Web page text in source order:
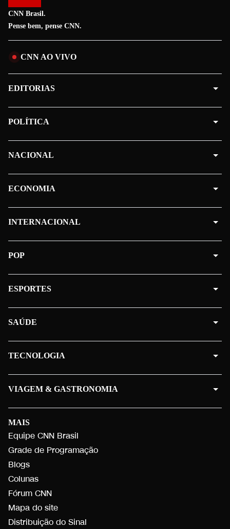
CNN Brasil.
Pense bem, pense CNN.
CNN AO VIVO
MAIS
Equipe CNN Brasil
Grade de Programação
Blogs
Colunas
Fórum CNN
Mapa do site
Distribuição do Sinal
EDITORIAS
POLÍTICA
NACIONAL
ECONOMIA
INTERNACIONAL
POP
ESPORTES
SAÚDE
TECNOLOGIA
VIAGEM & GASTRONOMIA